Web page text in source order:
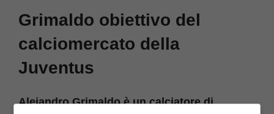
Grimaldo obiettivo del
calciomercato della
Juventus
Alejandro Grimaldo è un calciatore di